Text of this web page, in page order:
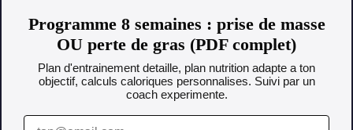
Programme 8 semaines : prise de masse
OU perte de gras (PDF complet)
Plan d'entrainement detaille, plan nutrition adapte a ton
objectif, calculs caloriques personnalises. Suivi par un
coach experimente.